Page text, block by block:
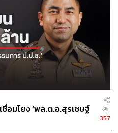
อมโยง ‘พล.ต.อ.สุรเชษฐ์
357